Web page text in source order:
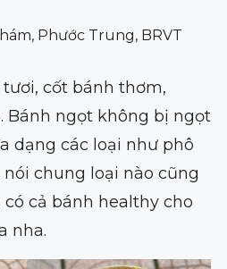
Phước Trung, BRVT
cốt bánh thơm,
Bánh ngọt không bị ngọt
dạng các loại như phô
chung loại nào cũng
có cả bánh healthy cho
nha.